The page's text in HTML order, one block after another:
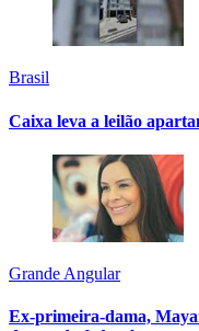
Brasil
Caixa leva a leilão
Grande Angular
Ex-primeira-dama,